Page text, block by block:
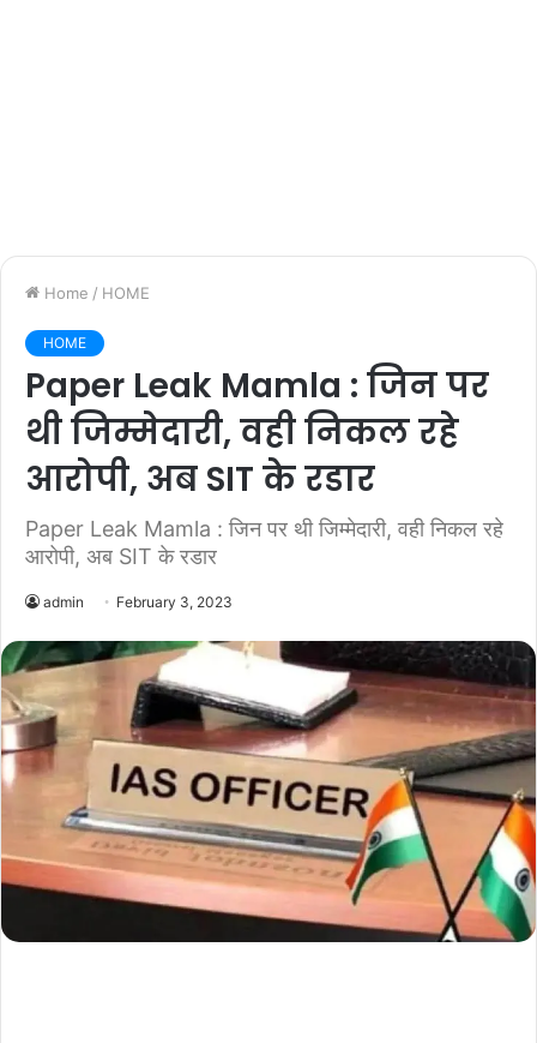
Home / HOME
HOME
Paper Leak Mamla : जिन पर
थी जिम्मेदारी, वही निकल रहे
आरोपी, अब SIT के रडार
Paper Leak Mamla : जिन पर थी जिम्मेदारी, वही निकल रहे
आरोपी, अब SIT के रडार
admin February 3, 2023